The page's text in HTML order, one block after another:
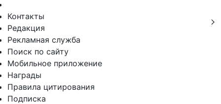
Контакты
Редакция
Рекламная служба
Поиск по сайту
Мобильное приложение
Награды
Правила цитирования
Подписка